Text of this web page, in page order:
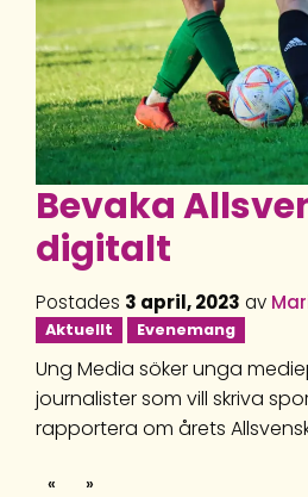
Bevaka
digitalt
Postades 3 april, 2023 av
Aktuellt Evenemang
Ung Media söker unga
journalister som vill skriva
rapportera om årets
« »